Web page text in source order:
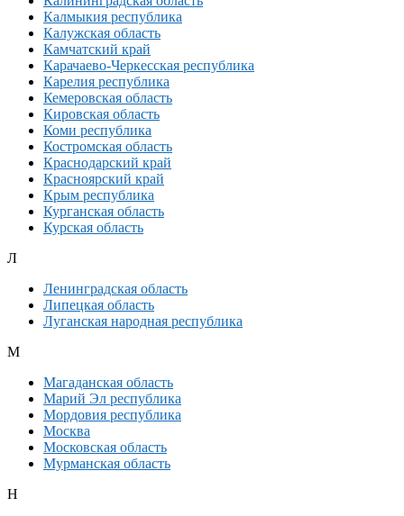
Калмыкия республика
Калужская область
Камчатский край
Карачаево-Черкесская республика
Карелия республика
Кемеровская область
Кировская область
Коми республика
Костромская область
Краснодарский край
Красноярский край
Крым республика
Курганская область
Курская область
Л
Ленинградская область
Липецкая область
Луганская народная республика
М
Магаданская область
Марий Эл республика
Мордовия республика
Москва
Московская область
Мурманская область
Н